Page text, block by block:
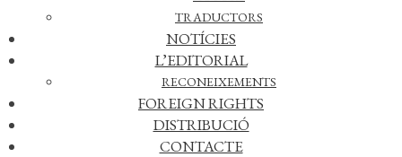
TRADUCTORS
NOTÍCIES
L’EDITORIAL
RECONEIXEMENTS
FOREIGN RIGHTS
DISTRIBUCIÓ
CONTACTE